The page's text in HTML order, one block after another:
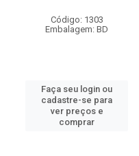
Código: 1303
Embalagem: BD
Faça seu login ou
cadastre-se para
ver preços e
comprar